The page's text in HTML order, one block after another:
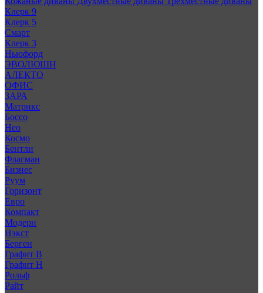
Клерк 9
Клерк 5
Смарт
Клерк 3
Ньюфорд
ЭВОЛЮШН
АЛЕКТО
ОФИС
ЗАРА
Матрикс
Боссо
Нео
Космо
Бентли
Флагман
Бизнес
Руум
Горизонт
Евро
Компакт
Модерн
Нэкст
Берген
Графит В
Графит Н
Рольф
Райт